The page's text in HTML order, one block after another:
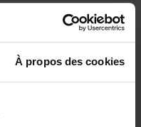
À propos des cookies